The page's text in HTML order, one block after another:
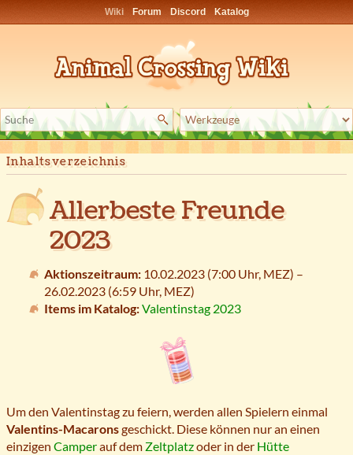
Wiki Forum Discord Katalog
Inhaltsverzeichnis
Allerbeste Freunde
2023
Aktionszeitraum: 10.02.2023 (7:00 Uhr, MEZ) –
26.02.2023 (6:59 Uhr, MEZ)
Items im Katalog:Valentinstag 2023
Um den Valentinstag zu feiern, werden allen Spielern einmal
Valentins-Macaronsgeschickt. Diese können nur an einen
einzigen Camperauf dem Zeltplatzoder in der Hütte